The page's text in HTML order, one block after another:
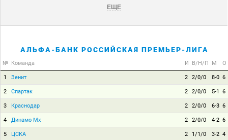
ЕЩЕ
АЛЬФА-БАНК РОССИЙСКАЯ ПРЕМЬЕР-ЛИГА
№ Команда И В/Н/П М О
1 Зенит 2 2/0/0 8-0 6
2 Спартак 2 2/0/0 5-1 6
3 Краснодар 2 2/0/0 6-3 6
4 Динамо Мх 2 2/0/0 4-2 6
5 ЦСКА 2 1/1/0 3-2 4